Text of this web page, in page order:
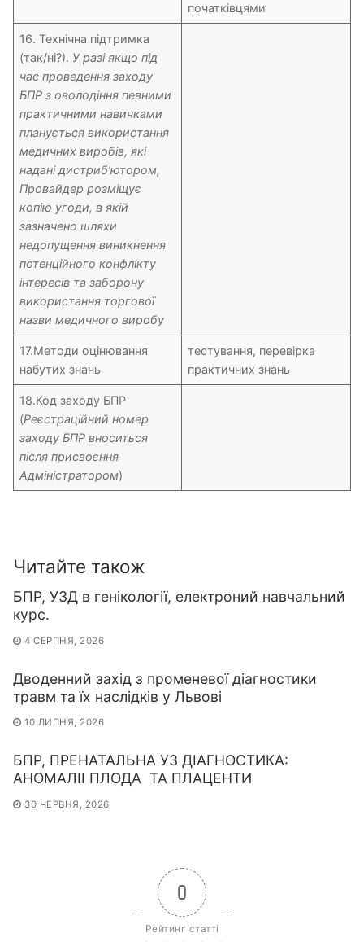
початківцями
16. Технічна підтримка
(так/ні?). У разі якщо під
час проведення заходу
БПР з оволодіння певними
практичними навичками
планується використання
медичних виробів, які
надані дистриб’ютором,
Провайдер розміщує
копію угоди, в якій
зазначено шляхи
недопущення виникнення
потенційного конфлікту
інтересів та заборону
використання торгової
назви медичного виробу
17.Методи оцінювання
набутих знань
тестування, перевірка
практичних знань
18.Код заходу БПР
(Реєстраційний номер
заходу БПР вноситься
після присвоєння
Адміністратором)
Читайте також
БПР, УЗД в генікології, електроний навчальний
курс.
4 СЕРПНЯ, 2026
Дводенний захід з променевої діагностики
травм та їх наслідків у Львові
10 ЛИПНЯ, 2026
БПР, ПРЕНАТАЛЬНА УЗ ДІАГНОСТИКА:
АНОМАЛІІ ПЛОДА ТА ПЛАЦЕНТИ
30 ЧЕРВНЯ, 2026
0
Рейтинг статті